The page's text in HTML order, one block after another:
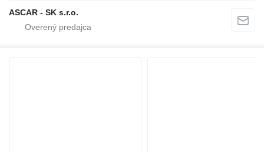
ASCAR - SK s.r.o.